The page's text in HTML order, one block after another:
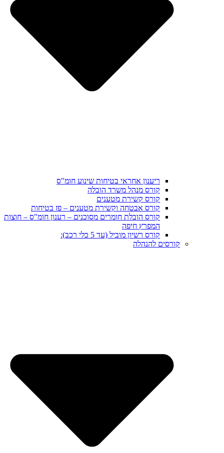
ריענון אחראי בטיחות שינוע חומ"ס
קורס מנהל משרד הובלה
קורס קשירת מטענים
קורס אבטחה וקשירת מטענים – פז בטיחות
קורס הובלת חומרים מסוכנים – רענון חומ"ס – חוצות
המפרץ חיפה
קורס רשיון מוביל (עד 5 כלי רכב):
קורסים להנהלה